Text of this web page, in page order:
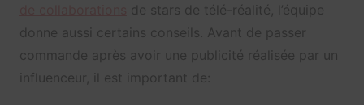
de stars de télé-réalité, l’équipe
donne aussi certains conseils. Avant de passer
commande après avoir une publicité réalisée par un
influenceur, il est important de: